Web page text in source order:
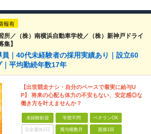
報有
所／（株）南横浜自動車学校／（株）新神戸ドライ
集】
｜40代未経験者の採用実績あり｜設立60
平均勤続年数17年
【出世競走ナシ・自分のペースで着実に給与U
P】 将来の心配も体力の不安もない、安定感◎な
働き方を叶えませんか？
未経験歓迎 学歴不問 ベテランOK
完全週休2日 賞与複数月 面接1回